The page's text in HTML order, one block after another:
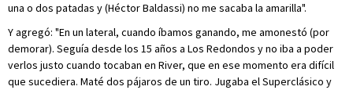
una o dos patadas y (Héctor Baldassi) no me sacaba la amarilla".
Y agregó: "En un lateral, cuando íbamos ganando, me amonestó (por
demorar). Seguía desde los 15 años a Los Redondos y no iba a poder
verlos justo cuando tocaban en River, que en ese momento era difícil
que sucediera. Maté dos pájaros de un tiro. Jugaba el Superclásico y